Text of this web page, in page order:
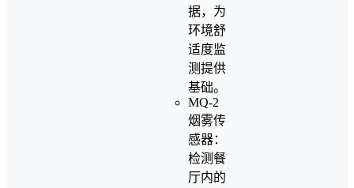
据，为
环境舒
适度监
测提供
基础。
MQ-2
烟雾传
感器：
检测餐
厅内的